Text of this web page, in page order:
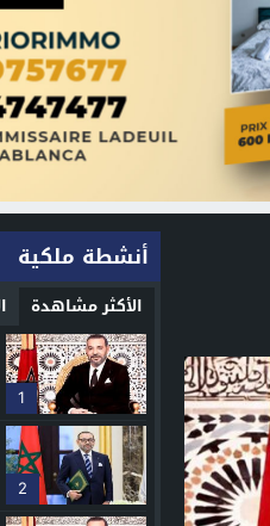
أنشطة ملكية
الأكثر مشاهدة
1
2